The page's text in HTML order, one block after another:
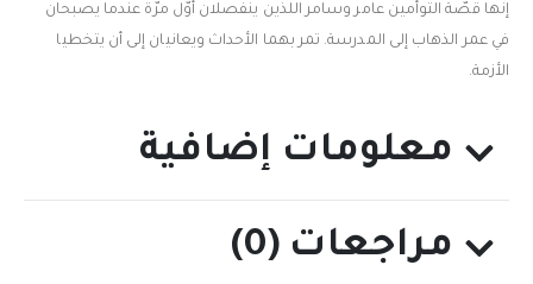
إنّها قصّة التوأمين عامر وسامر اللذين‮ ‬ينفصلان أوّل مرّة عندما‮ ‬يصبحان
في‮ ‬عمر الذهاب إلى المدرسة‮. ‬تمر بهما الأحداث ويعانيان إلى أن‮ ‬يتخطيا
الأزمة‮.‬
معلومات إضافية
مراجعات (0)